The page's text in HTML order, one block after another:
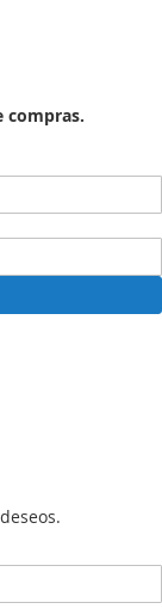
compras.